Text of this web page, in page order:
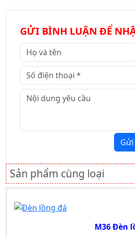
GỬI BÌNH LUẬN ĐỂ
Gửi
Sản phẩm cùng loại
M36 Đèn